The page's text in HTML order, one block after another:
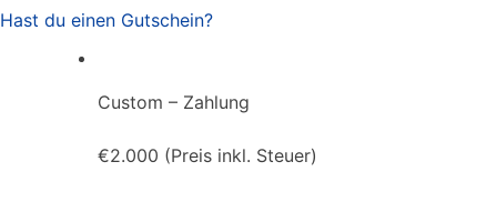
Hast du einen Gutschein?
Custom – Zahlung
€2.000 (Preis inkl. Steuer)